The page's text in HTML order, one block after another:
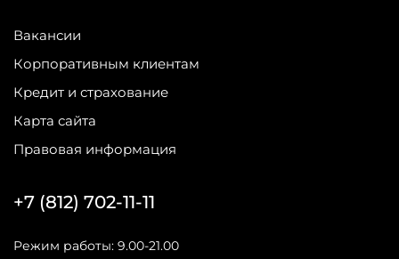
Вакансии
Корпоративным клиентам
Кредит и страхование
Карта сайта
Правовая информация
+7 (812) 702-11-11
Режим работы: 9.00-21.00